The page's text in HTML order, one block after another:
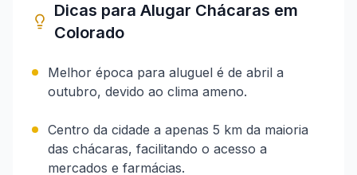
Dicas para Alugar Chácaras em
Colorado
Melhor época para aluguel é de abril a
outubro, devido ao clima ameno.
Centro da cidade a apenas 5 km da maioria
das chácaras, facilitando o acesso a
mercados e farmácias.